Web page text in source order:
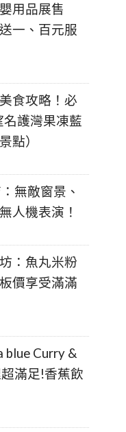
用品展售
一、百元服
食攻略！必
護灣果凍藍
點）
無敵窗景、
人機表演！
：魚丸米粉
價享受滿滿
blue Curry &
滿足!香蕉飲